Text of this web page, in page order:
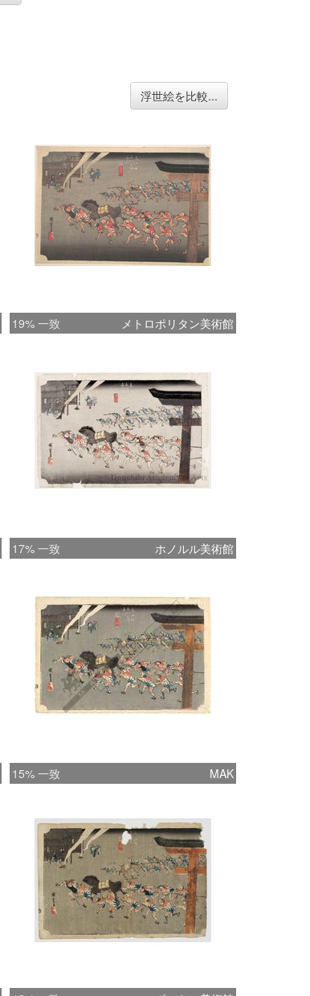
浮世絵を比較...
19% 一致 メトロポリタン美術館
17% 一致 ホノルル美術館
15% 一致 MAK